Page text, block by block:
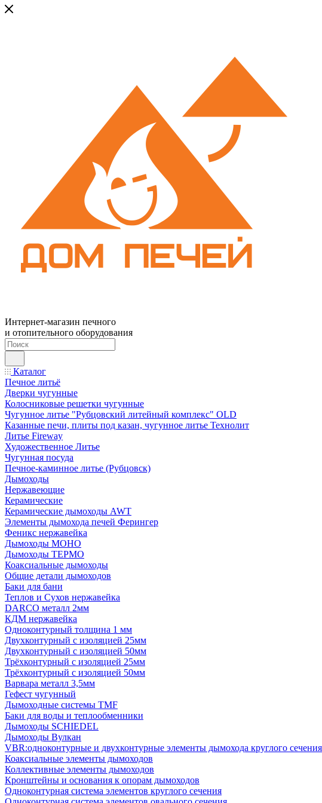
Интернет-магазин печного
и отопительного оборудования
Каталог
Печное литьё
Дверки чугунные
Колосниковые решетки чугунные
Чугунное литье "Рубцовский литейный комплекс" OLD
Казанные печи, плиты под казан, чугунное литье Технолит
Литье Fireway
Художественное Литье
Чугунная посуда
Печное-каминное литье (Рубцовск)
Дымоходы
Нержавеющие
Керамические
Керамические дымоходы AWT
Элементы дымохода печей Ферингер
Феникс нержавейка
Дымоходы МОНО
Дымоходы ТЕРМО
Коаксиальные дымоходы
Общие детали дымоходов
Баки для бани
Теплов и Сухов нержавейка
DARCO металл 2мм
КДМ нержавейка
Одноконтурный толщина 1 мм
Двухконтурный с изоляцией 25мм
Двухконтурный с изоляцией 50мм
Трёхконтурный с изоляцией 25мм
Трёхконтурный с изоляцией 50мм
Варвара металл 3,5мм
Гефест чугунный
Дымоходные системы TMF
Баки для воды и теплообменники
Дымоходы SCHIEDEL
Дымоходы Вулкан
VBR:одноконтурные и двухконтурные элементы дымохода круглого
Коаксиальные элементы дымоходов
Коллективные элементы дымоходов
Кронштейны и основания к опорам дымоходов
Одноконтурная система элементов круглого сечения